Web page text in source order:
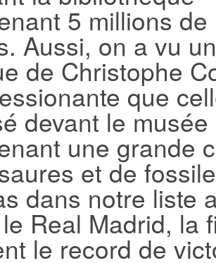
5 millions de
Aussi, on a vu
de Christophe
que
devant le
une grande
et de
dans notre liste
Real Madrid, la
le record de